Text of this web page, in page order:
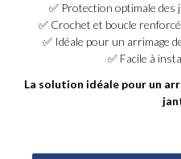
✅ Protection optimale des
✅ Crochet et boucle
✅ Idéale pour un arrimage
✅ Facile à
La solution idéale pour un